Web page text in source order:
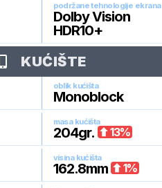
podržane tehnologije ekrana
Dolby Vision
HDR10+
KUĆIŠTE
oblik kućišta
Monoblock
masa kućišta
204gr. 13%
visina kućišta
162.8mm 1%